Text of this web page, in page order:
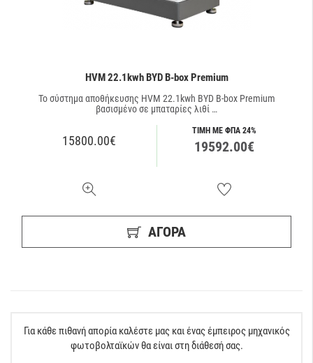
HVM 22.1kwh BYD B-box Premium
Το σύστημα αποθήκευσης HVM 22.1kwh BYD B-box Premium
βασισμένο σε μπαταρίες λιθί …
15800.00€
ΤΙΜΗ ΜΕ ΦΠΑ 24%
19592.00€
ΑΓΟΡΑ
Για κάθε πιθανή απορία καλέστε μας και ένας έμπειρος μηχανικός
φωτοβολταϊκών θα είναι στη διάθεσή σας.